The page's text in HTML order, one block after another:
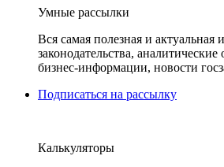
Умные рассылки
Вся самая полезная и
законодательства,
бизнес-информации, новости
Подписаться на рассылку
Калькуляторы